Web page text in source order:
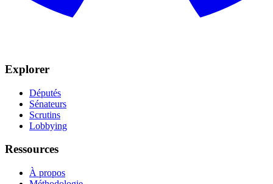
Explorer
Députés
Sénateurs
Scrutins
Lobbying
Ressources
À propos